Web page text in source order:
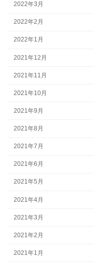
2022年3月
2022年2月
2022年1月
2021年12月
2021年11月
2021年10月
2021年9月
2021年8月
2021年7月
2021年6月
2021年5月
2021年4月
2021年3月
2021年2月
2021年1月